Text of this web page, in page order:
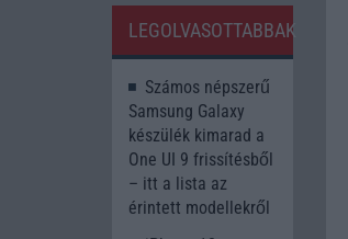
LEGOLVASOTTABBAK
Számos népszerű
Samsung Galaxy
készülék kimarad a
One UI 9 frissítésből
– itt a lista az
érintett modellekről